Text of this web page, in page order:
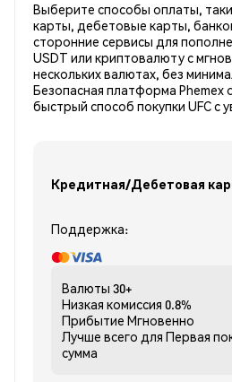
Выберите способы оплаты,
карты, дебетовые карты,
сторонние сервисы для
USDT или криптовалюту с
нескольких валютах, без
Безопасная платформа Phemex
быстрый способ покупки UFC с
Кредитная/Дебетовая
Поддержка:
Валюты 30+
Низкая комиссия 0.8%
Прибытие Мгновенно
Лучше всего для Первая
сумма